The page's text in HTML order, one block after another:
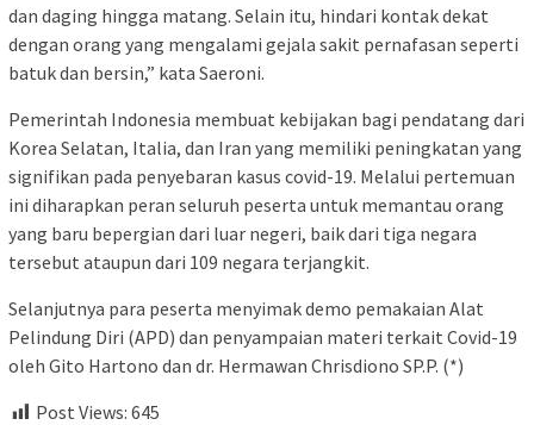
dan daging hingga matang. Selain itu, hindari kontak dekat
dengan orang yang mengalami gejala sakit pernafasan seperti
batuk dan bersin,” kata Saeroni.
Pemerintah Indonesia membuat kebijakan bagi pendatang dari
Korea Selatan, Italia, dan Iran yang memiliki peningkatan yang
signifikan pada penyebaran kasus covid-19. Melalui pertemuan
ini diharapkan peran seluruh peserta untuk memantau orang
yang baru bepergian dari luar negeri, baik dari tiga negara
tersebut ataupun dari 109 negara terjangkit.
Selanjutnya para peserta menyimak demo pemakaian Alat
Pelindung Diri (APD) dan penyampaian materi terkait Covid-19
oleh Gito Hartono dan dr. Hermawan Chrisdiono SP.P. (*)
Post Views: 645